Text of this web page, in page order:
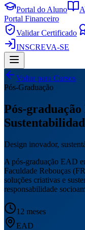
Portal do Aluno
Portal Financeiro
Validar Certificado
INSCREVA-SE
Voltar para Cursos
Pós-Graduação
Pós-
Design inovador,
A pós-graduação EAD
Faculdade Rebouças
soluções criativas e
responsabilidade
12 meses
EAD